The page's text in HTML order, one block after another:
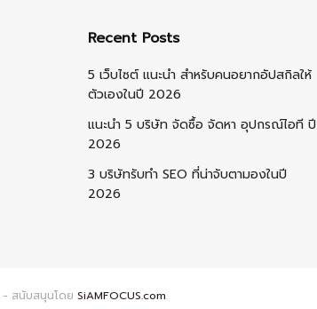
Recent Posts
5 เว็บไซต์ แนะนำ สำหรับคนอยากอัปสกิลให้
ตัวเองในปี 2026
แนะนำ 5 บริษัท จัดซื้อ จัดหา อุปกรณ์ไอที ปี
2026
3 บริษัทรับทำ SEO ที่น่าจับตามองในปี
2026
- สนับสนุนโดย SiAMFOCUS.com.